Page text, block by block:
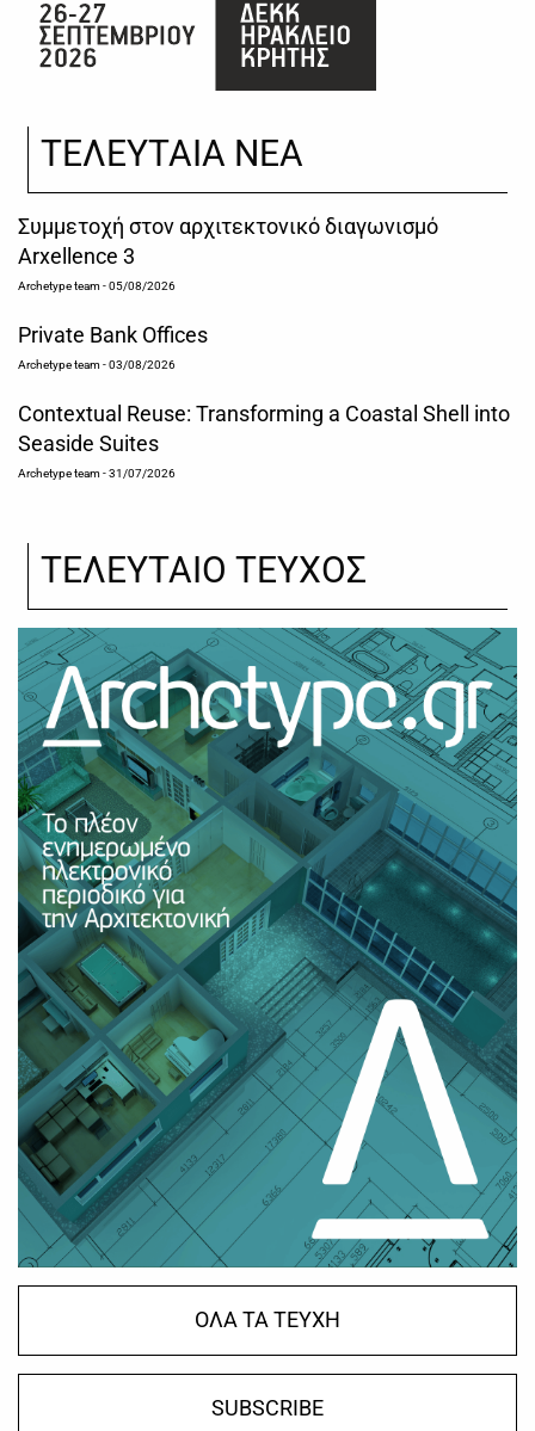
ΤΕΛΕΥΤΑΙΑ ΝΕΑ
Συμμετοχή στον αρχιτεκτονικό διαγωνισμό
Arxellence 3
Archetype team- 05/08/2026
Private Bank Offices
Archetype team- 03/08/2026
Contextual Reuse: Transforming a Coastal Shell into
Seaside Suites
Archetype team- 31/07/2026
ΤΕΛΕΥΤΑΙΟ ΤΕΥΧΟΣ
ΟΛΑ ΤΑ ΤΕΥΧΗ
SUBSCRIBE